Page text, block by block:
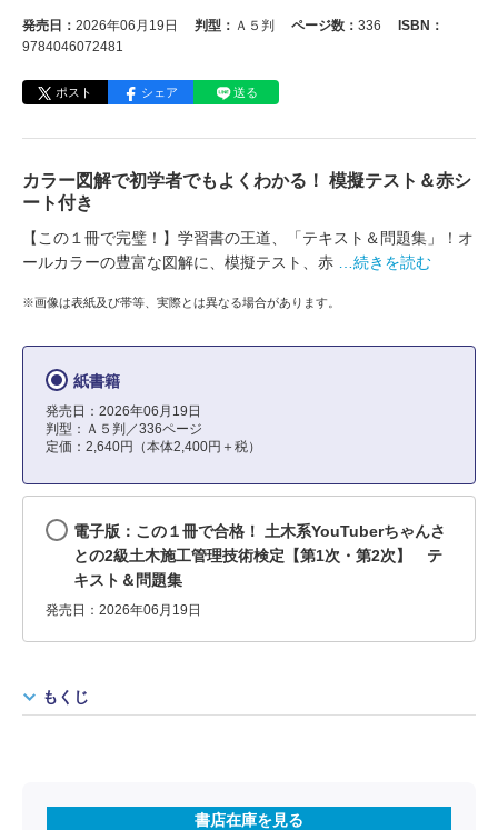
発売日： 2026年06月19日 判型： Ａ５判 ページ数： 336
ISBN：
9784046072481
ポスト シェア 送る
カラー図解で初学者でもよくわかる！ 模擬テスト＆赤シ
ート付き
【この１冊で完璧！】学習書の王道、「テキスト＆問題集」！オ
ールカラーの豊富な図解に、模擬テスト、赤
…続きを読む
※画像は表紙及び帯等、実際とは異なる場合があります。
紙書籍
発売日：2026年06月19日
判型：Ａ５判／336ページ
定価：2,640円（本体2,400円＋税）
電子版：この１冊で合格！ 土木系YouTuberちゃんさ
との2級土木施工管理技術検定【第1次・第2次】 テ
キスト＆問題集
発売日：2026年06月19日
もくじ
書店在庫を見る